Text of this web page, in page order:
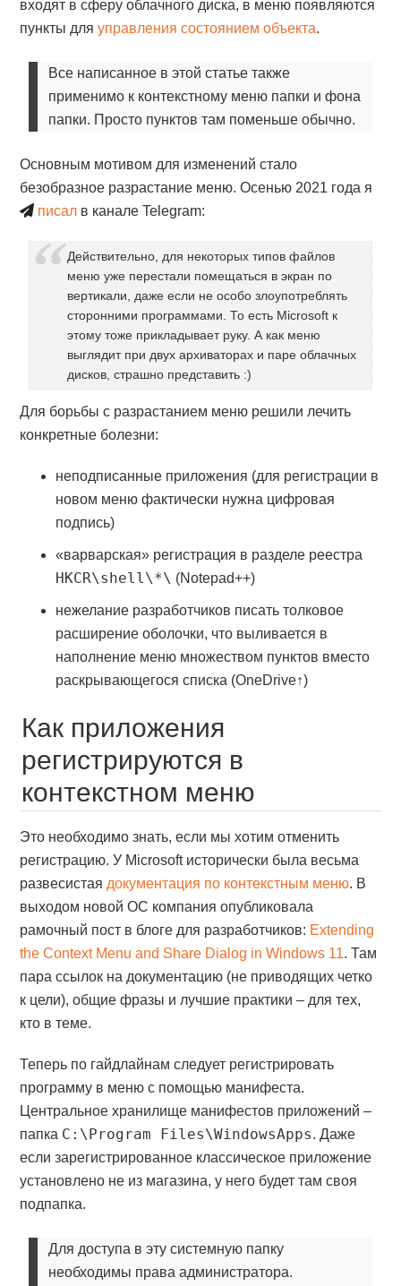
входят в сферу облачного диска, в меню появляются
пункты дляуправления состоянием объекта.
Все написанное в этой статье также
применимо к контекстному меню папки и фона
папки. Просто пунктов там поменьше обычно.
Основным мотивом для изменений стало
безобразное разрастание меню. Осенью 2021 года я
писал в канале Telegram:
Действительно, для некоторых типов файлов
меню уже перестали помещаться в экран по
вертикали, даже если не особо злоупотреблять
сторонними программами. То есть Microsoft к
этому тоже прикладывает руку. А как меню
выглядит при двух архиваторах и паре облачных
дисков, страшно представить :)
Для борьбы с разрастанием меню решили лечить
конкретные болезни:
неподписанные приложения (для регистрации в
новом меню фактически нужна цифровая
подпись)
«варварская» регистрация в разделе реестра
HKCR\shell\*\ (Notepad++)
нежелание разработчиков писать толковое
расширение оболочки, что выливается в
наполнение меню множеством пунктов вместо
раскрывающегося списка (OneDrive↑)
Как приложения
регистрируются в
контекстном меню
Это необходимо знать, если мы хотим отменить
регистрацию. У Microsoft исторически была весьма
развесистая документация по контекстным меню. В
выходом новой ОС компания опубликовала
рамочный пост в блоге для разработчиков: Extending
the Context Menu and Share Dialog in Windows 11. Там
пара ссылок на документацию (не приводящих четко
к цели), общие фразы и лучшие практики – для тех,
кто в теме.
Теперь по гайдлайнам следует регистрировать
программу в меню с помощью манифеста.
Центральное хранилище манифестов приложений –
папка C:\Program Files\WindowsApps. Даже
если зарегистрированное классическое приложение
установлено не из магазина, у него будет там своя
подпапка.
Для доступа в эту системную папку
необходимы правa администратора.